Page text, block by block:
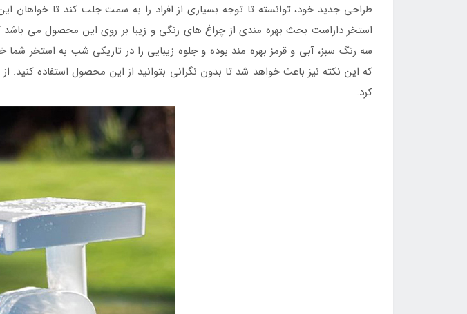
طراحی جدید خود، توانسته تا توجه بسیاری از افراد را به سمت جلب کند تا خواهان
استخر داراست بحث بهره مندی از چراغ های رنگی و زیبا بر روی این محصول می
سه رنگ سبز، آبی و قرمز بهره مند بوده و جلوه زیبایی را در تاریکی شب به استخر
که این نکته نیز باعث خواهد شد تا بدون نگرانی بتوانید از این محصول استفاده کنید.
کرد.